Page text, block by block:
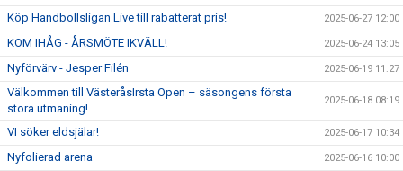
Köp Handbollsligan Live till rabatterat pris! 2025-06-27 12:00
KOM IHÅG - ÅRSMÖTE IKVÄLL! 2025-06-24 13:05
Nyförvärv - Jesper Filén 2025-06-19 11:27
Välkommen till VästeråsIrsta Open – säsongens första
stora utmaning!
2025-06-18 08:19
VI söker eldsjälar! 2025-06-17 10:34
Nyfolierad arena 2025-06-16 10:00